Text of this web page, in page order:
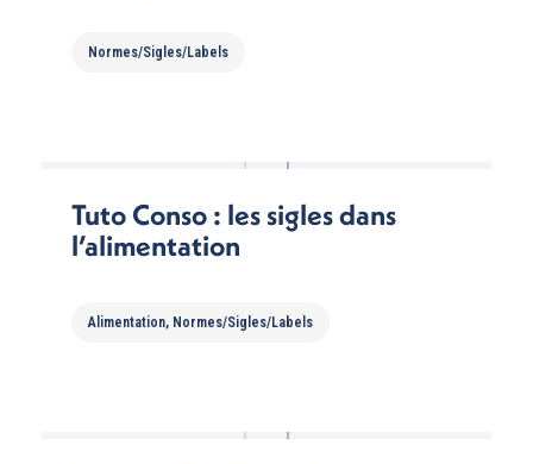
Normes/Sigles/Labels
Tuto Conso : les sigles dans
l’alimentation
Alimentation, Normes/Sigles/Labels